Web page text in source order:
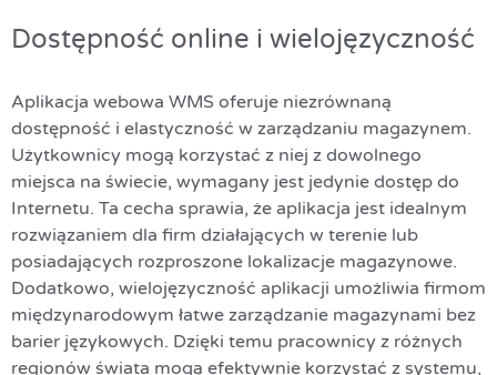
Dostępność online i wielojęzyczność
Aplikacja webowa WMS oferuje niezrównaną
dostępność i elastyczność w zarządzaniu magazynem.
Użytkownicy mogą korzystać z niej z dowolnego
miejsca na świecie, wymagany jest jedynie dostęp do
Internetu. Ta cecha sprawia, że aplikacja jest idealnym
rozwiązaniem dla firm działających w terenie lub
posiadających rozproszone lokalizacje magazynowe.
Dodatkowo, wielojęzyczność aplikacji umożliwia firmom
międzynarodowym łatwe zarządzanie magazynami bez
barier językowych. Dzięki temu pracownicy z różnych
regionów świata mogą efektywnie korzystać z systemu,